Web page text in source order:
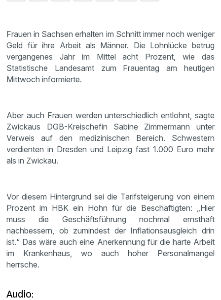
Frauen in Sachsen erhalten im Schnitt immer noch weniger
Geld für ihre Arbeit als Männer. Die Lohnlücke betrug
vergangenes Jahr im Mittel acht Prozent, wie das
Statistische Landesamt zum Frauentag am heutigen
Mittwoch informierte.
Aber auch Frauen werden unterschiedlich entlohnt, sagte
Zwickaus DGB-Kreischefin Sabine Zimmermann unter
Verweis auf den medizinischen Bereich. Schwestern
verdienten in Dresden und Leipzig fast 1.000 Euro mehr
als in Zwickau.
Vor diesem Hintergrund sei die Tarifsteigerung von einem
Prozent im HBK ein Hohn für die Beschäftigten: „Hier
muss die Geschäftsführung nochmal ernsthaft
nachbessern, ob zumindest der Inflationsausgleich drin
ist.“ Das wäre auch eine Anerkennung für die harte Arbeit
im Krankenhaus, wo auch hoher Personalmangel
herrsche.
Audio: